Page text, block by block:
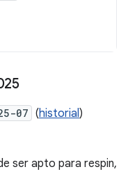
07 (historial)
ser apto para respin,